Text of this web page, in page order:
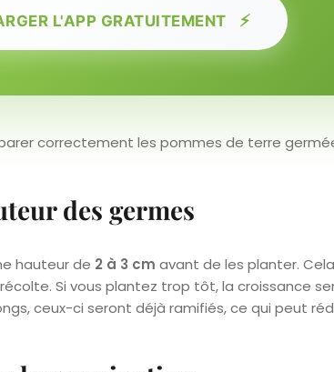
L'APP GRATUITEMENT ⚡
correctement les pommes de terre
des germes
hauteur de 2 à 3 cm avant de les planter.
Si vous plantez trop tôt, la croissance
ceux-ci seront déjà ramifiés, ce qui peut